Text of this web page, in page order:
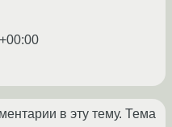
в эту тему. Тема